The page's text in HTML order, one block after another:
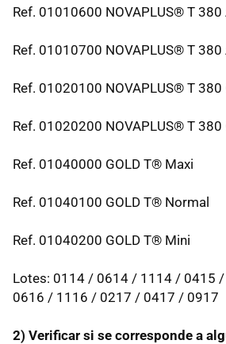
Ref. 01010600 NOVAPLUS® T 380
Ref. 01010700 NOVAPLUS® T 380
Ref. 01020100 NOVAPLUS® T 380
Ref. 01020200 NOVAPLUS® T 380
Ref. 01040000 GOLD T® Maxi
Ref. 01040100 GOLD T® Normal
Ref. 01040200 GOLD T® Mini
Lotes: 0114 / 0614 / 1114 / 0415
0616 / 1116 / 0217 / 0417 / 0917
2) Verificar si se corresponde a